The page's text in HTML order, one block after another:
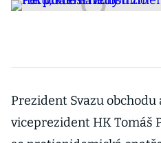
Prezident Svazu
viceprezident HK Tomáš